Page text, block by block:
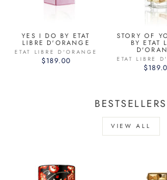
YES I DO BY ETAT
LIBRE D'ORANGE
ETAT LIBRE D'ORANGE
$189.00
STORY OF
BY ETAT
ETAT LIBRE
BESTSELLERS
VIEW ALL